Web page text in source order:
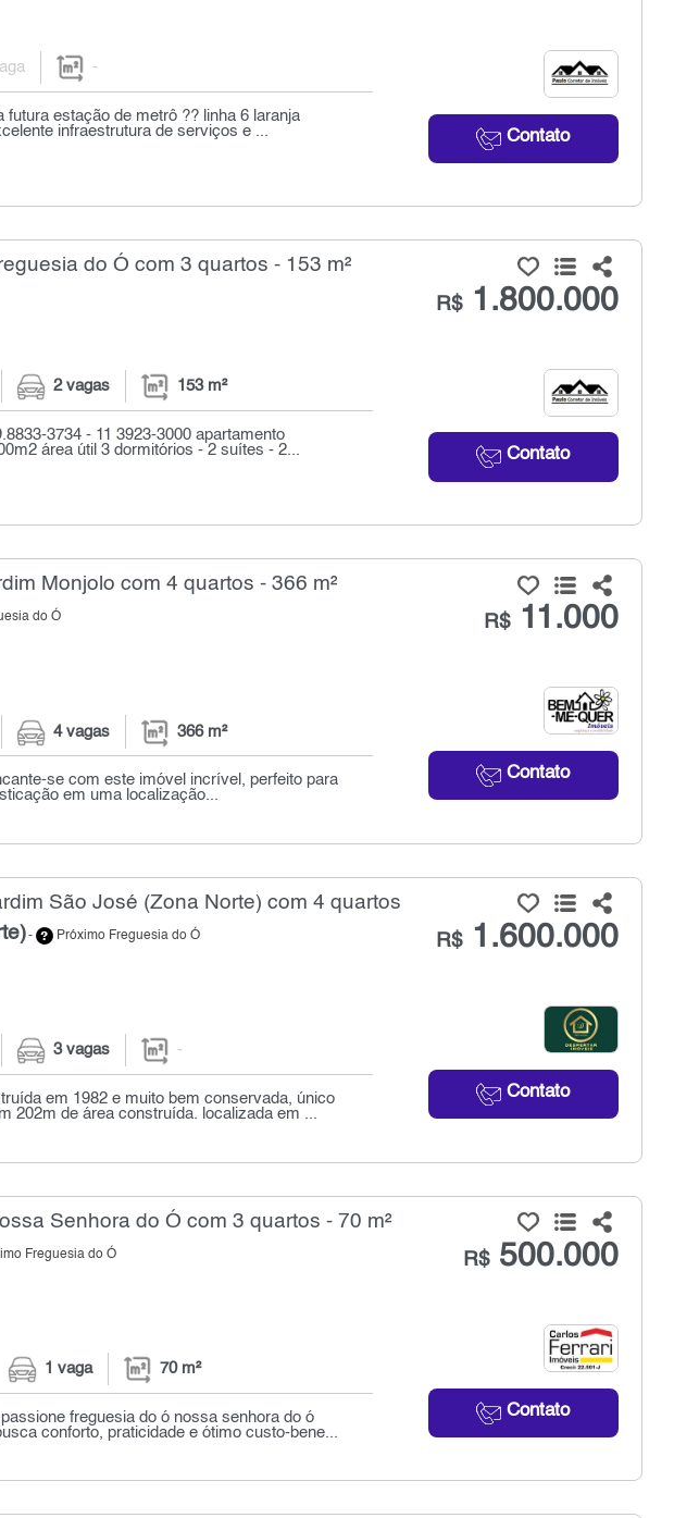
Contato
-
futura estação de metrô ?? linha 6 laranja
infraestrutura de serviços e ...
do Ó com 3 quartos - 153 m²
R$1.800.000
Contato
2 vagas 153 m²
3734 - 11 3923-3000 apartamento
área útil 3 dormitórios - 2 suítes - 2...
Monjolo com 4 quartos - 366 m²
do Ó R$11.000
Contato
4 vagas 366 m²
se com este imóvel incrível, perfeito para
em uma localização...
São José (Zona Norte) com 4 quartos
- Próximo Freguesia do Ó R$1.600.000
Contato
3 vagas -
em 1982 e muito bem conservada, único
202m de área construída. localizada em ...
Senhora do Ó com 3 quartos - 70 m²
Freguesia do Ó R$500.000
Contato
1 vaga 70 m²
freguesia do ó nossa senhora do ó
conforto, praticidade e ótimo custo-bene...